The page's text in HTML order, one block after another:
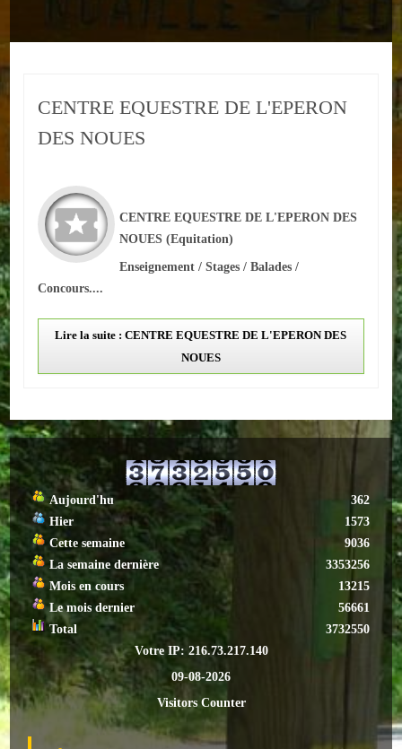
Urbanisme
Adresses/Téléphone
Santé
Social
Culturel
Arrêtes en cours
ECOLES
Ecole publique
Ecole privée
ASSOCIATIONS
Sportives
Loisirs et animations
Services
Culturelles
CENTRE EQUESTRE DE L'EPERON
DES NOUES
CENTRE EQUESTRE DE L'EPERON DES
NOUES (Equitation)
Enseignement / Stages / Balades /
Concours....
Lire la suite : CENTRE EQUESTRE DE L'EPERON DES
NOUES
Aujourd'hu
Hier
Cette semaine
La semaine dernière
Mois en cours
Le mois dernier
Total
362
1573
9036
3353256
13215
56661
3732550
Votre IP: 216.73.217.140
09-08-2026
Visitors Counter